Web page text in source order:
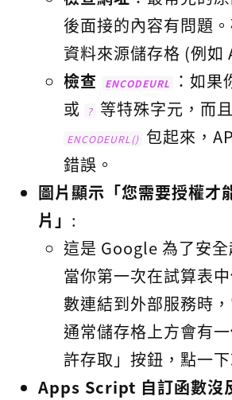
後面接的內容有問題
資料來源儲存格 (例如
檢查
ENCODEURL ：如
或 ? 等特殊字元，而
ENCODEURL() 包起來，
錯誤。
圖片顯示「您需要授權才
片」 :
這是 Google 為了安全
當你第一次在試算表
數連結到外部服務時
通常儲存格上方會有
許存取」按鈕，點一下
Apps Script 自訂函數沒